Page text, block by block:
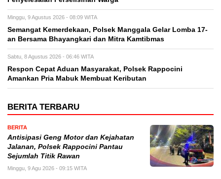
Minggu, 9 Agustus 2026 - 08:09 WITA
Semangat Kemerdekaan, Polsek Manggala Gelar Lomba 17-
an Bersama Bhayangkari dan Mitra Kamtibmas
Sabtu, 8 Agustus 2026 - 06:46 WITA
Respon Cepat Aduan Masyarakat, Polsek Rappocini
Amankan Pria Mabuk Membuat Keributan
BERITA TERBARU
BERITA
Antisipasi Geng Motor dan Kejahatan
Jalanan, Polsek Rappocini Pantau
Sejumlah Titik Rawan
Minggu, 9 Agu 2026 - 09:15 WITA